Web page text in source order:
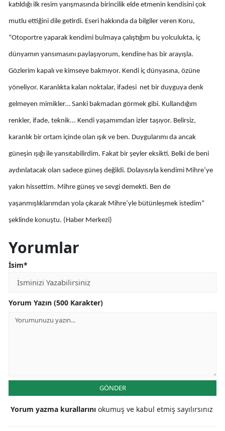
Giresun
Gümüşhane
Hakkari
Isparta
Mersin
İstanbul
Kars
Kastamonu
Mardin
katıldığı ilk resim yarışmasında birincilik elde etmenin kendisini çok
mutlu ettiğini dile getirdi. Eseri hakkında da bilgiler veren Koru,
“Otoportre yaparak kendimi bulmaya çalıştığım bu yolculukta, iç
dünyamın yansımasını paylaşıyorum, kendine has bir arayışla.
Gözlerim kapalı ve kimseye bakmıyor. Kendi iç dünyasına, özüne
yöneliyor. Karanlıkta kalan noktalar, ifadesi net bir duyguya denk
gelmeyen mimikler… Sanki bakmadan görmek gibi. Kullandığım
renkler, ifade, teknik... Kendi yaşamımdan izler taşıyor. Belirsiz,
karanlık bir ortam içinde olan ışık ve ben. Duygularımı da ancak
güneşin ışığı ile yansıtabilirdim. Fakat bir şeyler eksikti. Belki de beni
aydınlatacak olan sadece güneş değildi. Dolayısıyla kendimi Mihre’ye
yakın hissettim. Mihre güneş ve sevgi demekti. Ben de
yaşanmışlıklarımdan yola çıkarak Mihre’yle bütünleşmek istedim”
şeklinde konuştu. (Haber Merkezi)
Yorumlar
İsim*
Yorum Yazın (500 Karakter)
GÖNDER
Yorum yazma kurallarını okumuş ve kabul etmiş sayılırsınız